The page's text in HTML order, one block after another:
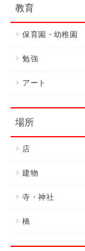
教育
保育園・幼稚園
勉強
アート
場所
店
建物
寺・神社
橋